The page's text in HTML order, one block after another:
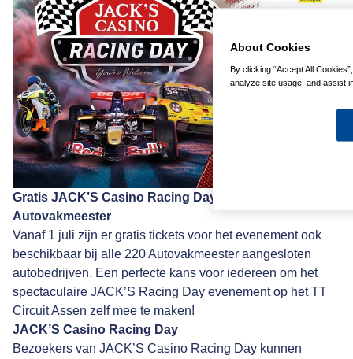
Gratis JACK’S Casino Racing Day tickets bij
Autovakmeester
Vanaf 1 juli zijn er gratis tickets voor het evenement ook
beschikbaar bij alle 220 Autovakmeester aangesloten
autobedrijven. Een perfecte kans voor iedereen om het
spectaculaire JACK’S Racing Day evenement op het TT
Circuit Assen zelf mee te maken!
JACK’S Casino Racing Day
Bezoekers van JACK’S Casino Racing Day kunnen
About Cookies
By clicking “Accept All
analyze site usage, and assist